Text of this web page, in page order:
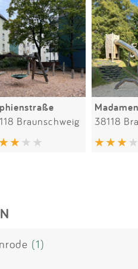
Braunschweig 38118
(1)